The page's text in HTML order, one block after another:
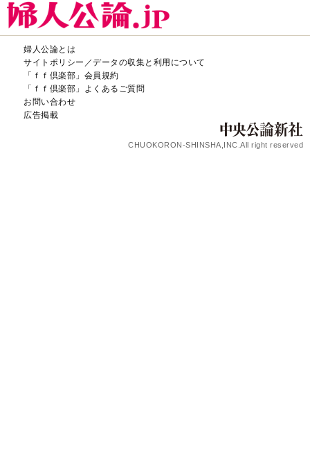
婦人公論とは
サイトポリシー／データの収集と利用について
「ｆｆ倶楽部」会員規約
「ｆｆ倶楽部」よくあるご質問
お問い合わせ
広告掲載
CHUOKORON-SHINSHA,INC.All right reserved